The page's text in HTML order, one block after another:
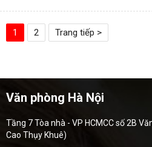
1 2 Trang tiếp >
Văn phòng Hà Nội
Tầng 7 Tòa nhà - VP HCMCC số 2B
Cao Thụy Khuê)